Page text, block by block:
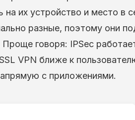
на их устройство и место в
разные, поэтому они
Проще говоря: IPSec
VPN ближе к
с приложениями.